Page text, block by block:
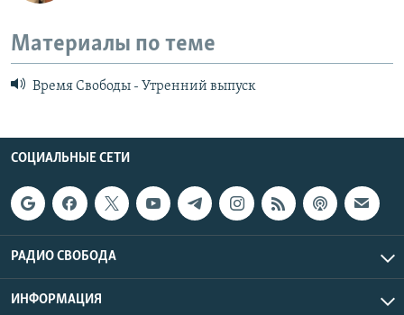
Материалы по теме
Время Свободы - Утренний выпуск
СОЦИАЛЬНЫЕ СЕТИ
РАДИО СВОБОДА
ИНФОРМАЦИЯ